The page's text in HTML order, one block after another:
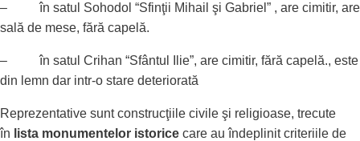
– în satul Sohodol “Sfinţii Mihail şi Gabriel” , are cimitir, are
sală de mese, fără capelă.
– în satul Crihan “Sfântul Ilie”, are cimitir, fără capelă., este
din lemn dar intr-o stare deteriorată
Reprezentative sunt construcţiile civile şi religioase, trecute
în lista monumentelor istorice care au îndeplinit criteriile de